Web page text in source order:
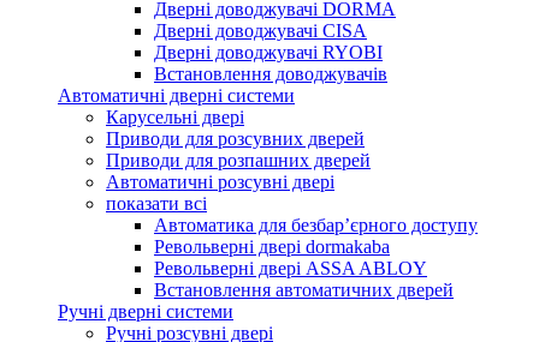
Дверні доводжувачі DORMA
Дверні доводжувачі CISA
Дверні доводжувачі RYOBI
Встановлення доводжувачів
Автоматичні дверні системи
Карусельні двері
Приводи для розсувних дверей
Приводи для розпашних дверей
Автоматичні розсувні двері
показати всі
Автоматика для безбар’єрного доступу
Револьверні двері dormakaba
Револьверні двері ASSA ABLOY
Встановлення автоматичних дверей
Ручні дверні системи
Ручні розсувні двері